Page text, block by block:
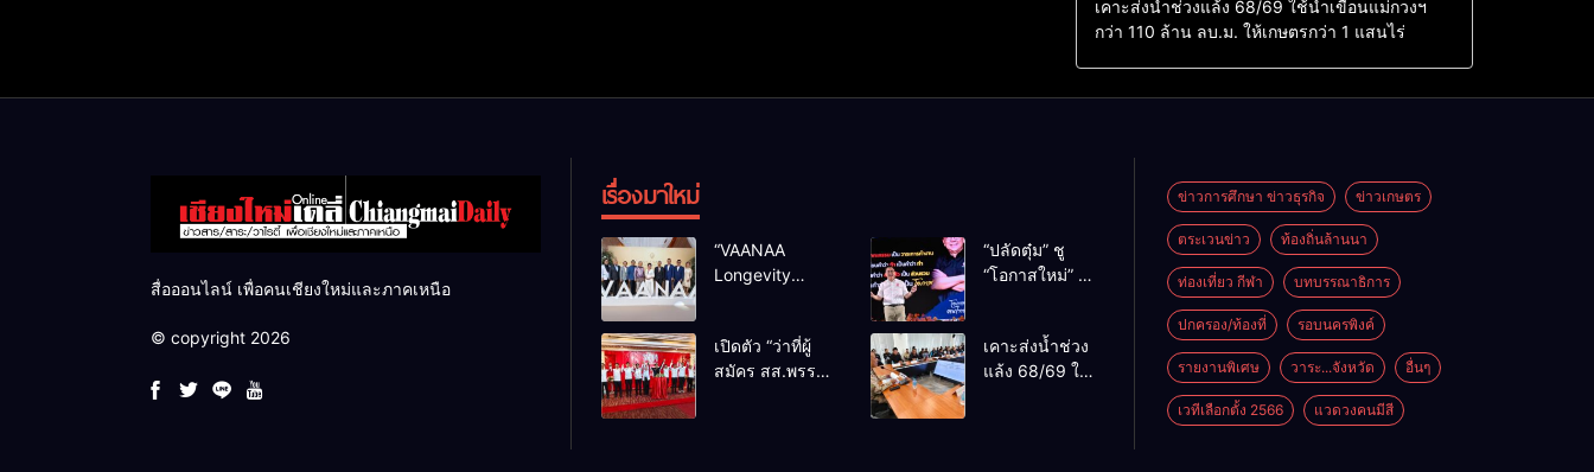
เคาะส่งน้ำช่วงแล้ง 68/69 ใช้น้ำเขื่อนแม่กวงฯ
กว่า 110 ล้าน ลบ.ม. ให้เกษตรกว่า 1 แสนไร่
สื่อออนไลน์ เพื่อคนเชียงใหม่และภาคเหนือ
© copyright 2026
เรื่องมาใหม่
“VAANAA
Longevity
เอนต์ใหญ่สุดใน
อาเซียน
“ปลัดตุ๋ม” ชู
“โอกาสใหม่” นำ
ไม่ใช่เล่น
การเมือง
เปิดตัว “ว่าที่ผู้
สมัคร สส.พรรค
เคาะส่งน้ำช่วง
แล้ง 68/69 ใช้
ข่าวการศึกษา ข่าวธุรกิจ ข่าวเกษตร
ตระเวนข่าว ท้องถิ่นล้านนา
ท่องเที่ยว กีฬา บทบรรณาธิการ
ปกครอง/ท้องที่ รอบนครพิงค์
รายงานพิเศษ วาระ...จังหวัด อื่นๆ
เวทีเลือกตั้ง 2566 แวดวงคนมีสี